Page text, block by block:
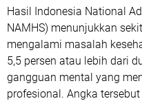
Hasil Indonesia National
NAMHS) menunjukkan
mengalami masalah
5,5 persen atau lebih dari
gangguan mental yang
profesional. Angka